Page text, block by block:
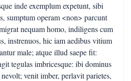
inde exemplum expetunt, sibi
sumptum operam <non> parcunt
nequam homo, indiligens cum
instrenuos, hic iam aedibus vitium
male; atque illud saepe fit:
tegulas imbricesque: ibi dominus
venit imber, perlavit parietes,